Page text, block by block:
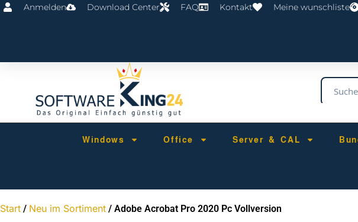
Anmelden Download Center FAQ Kontakt Meine wunschliste
Windows Office Server & CAL
Start / Neu im Sortiment / Adobe Acrobat Pro 2020 Pc Vollversion